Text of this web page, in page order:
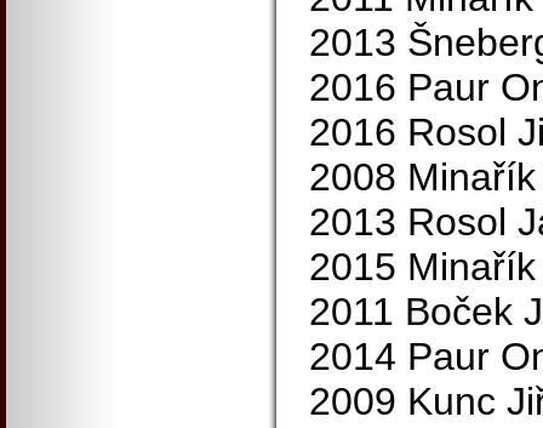
2013
2016 Paur
2016 Rosol
2008
2013 Rosol
2015
2011 Boček
2014 Paur
2009 Kunc